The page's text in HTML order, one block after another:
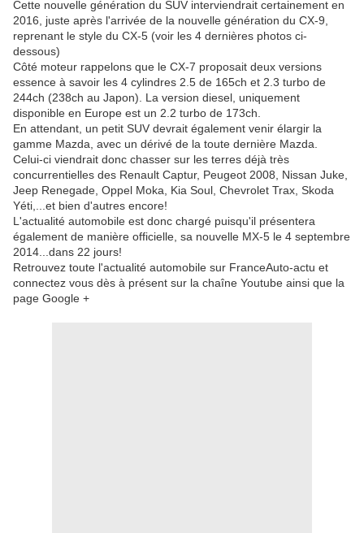
Cette nouvelle génération du SUV interviendrait certainement en
2016, juste après l'arrivée de la nouvelle génération du CX-9,
reprenant le style du CX-5 (voir les 4 dernières photos ci-
dessous)
Côté moteur rappelons que le CX-7 proposait deux versions
essence à savoir les 4 cylindres 2.5 de 165ch et 2.3 turbo de
244ch (238ch au Japon). La version diesel, uniquement
disponible en Europe est un 2.2 turbo de 173ch.
En attendant, un petit SUV devrait également venir élargir la
gamme Mazda, avec un dérivé de la toute dernière Mazda.
Celui-ci viendrait donc chasser sur les terres déjà très
concurrentielles des Renault Captur, Peugeot 2008, Nissan Juke,
Jeep Renegade, Oppel Moka, Kia Soul, Chevrolet Trax, Skoda
Yéti,...et bien d'autres encore!
L'actualité automobile est donc chargé puisqu'il présentera
également de manière officielle, sa nouvelle MX-5 le 4 septembre
2014...dans 22 jours!
Retrouvez toute l'actualité automobile sur FranceAuto-actu et
connectez vous dès à présent sur la chaîne Youtube ainsi que la
page Google +